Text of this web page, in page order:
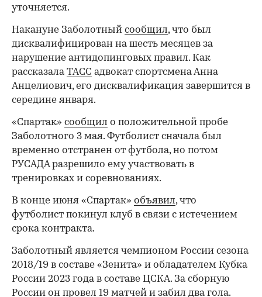
уточняется.
Накануне Заболотный сообщил, что был
дисквалифицирован на шесть месяцев за
нарушение антидопинговых правил. Как
рассказалаТАСС адвокат спортсмена Анна
Анцелиович, его дисквалификация завершится в
середине января.
«Спартак» сообщил о положительной пробе
Заболотного 3 мая. Футболист сначала был
временно отстранен от футбола, но потом
РУСАДА разрешило ему участвовать в
тренировках и соревнованиях.
В конце июня «Спартак» объявил, что
футболист покинул клуб в связи с истечением
срока контракта.
Заболотный является чемпионом России сезона
2018/19 в составе «Зенита» и обладателем Кубка
России 2023 года в составе ЦСКА. За сборную
России он провел 19 матчей и забил два гола.